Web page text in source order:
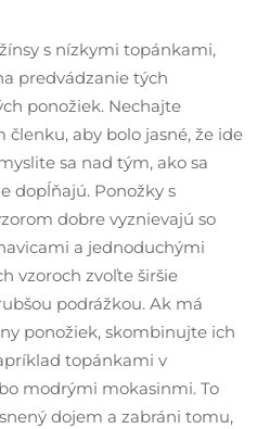
s nízkymi topánkami,
predvádzanie tých
ponožiek. Nechajte
členku, aby bolo jasné, že ide
sa nad tým, ako sa
dopĺňajú. Ponožky s
dobre vyznievajú so
a jednoduchými
vzoroch zvoľte širšie
podrážkou. Ak má
ponožiek, skombinujte ich
topánkami v
modrými mokasinmi. To
dojem a zabráni tomu,